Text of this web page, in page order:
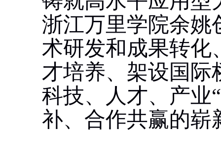
浙江万里学院余姚
术研发和成果转化
才培养、架设国际
科技、人才、产业
补、合作共赢的崭